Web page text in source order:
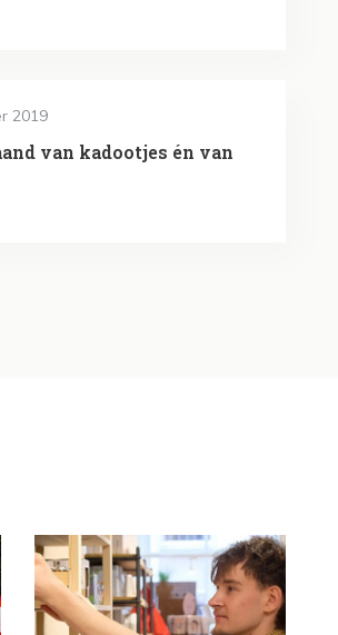
2019
van kadootjes én van